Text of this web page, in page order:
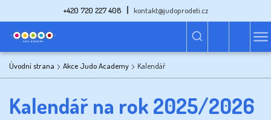
+420 720 227 408 kontakt@judoprodeti.cz
Úvodní strana Akce Judo Academy Kalendář
Kalendář na rok 2025/2026